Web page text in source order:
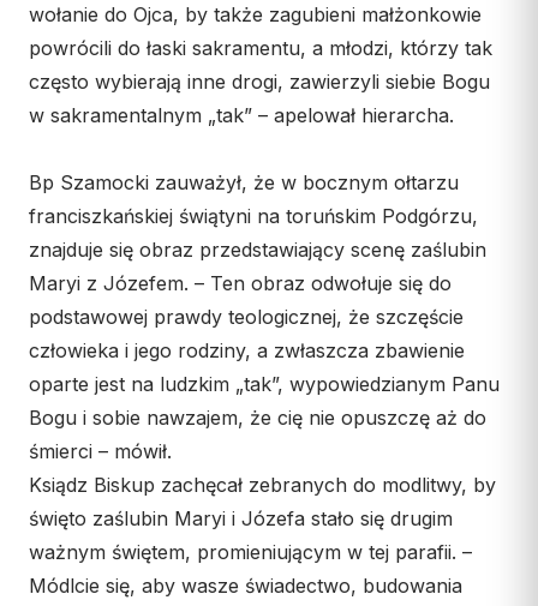
wołanie do Ojca, by także zagubieni małżonkowie
powrócili do łaski sakramentu, a młodzi, którzy tak
często wybierają inne drogi, zawierzyli siebie Bogu
w sakramentalnym „tak” – apelował hierarcha.
Bp Szamocki zauważył, że w bocznym ołtarzu
franciszkańskiej świątyni na toruńskim Podgórzu,
znajduje się obraz przedstawiający scenę zaślubin
Maryi z Józefem. – Ten obraz odwołuje się do
podstawowej prawdy teologicznej, że szczęście
człowieka i jego rodziny, a zwłaszcza zbawienie
oparte jest na ludzkim „tak”, wypowiedzianym Panu
Bogu i sobie nawzajem, że cię nie opuszczę aż do
śmierci – mówił.
Ksiądz Biskup zachęcał zebranych do modlitwy, by
święto zaślubin Maryi i Józefa stało się drugim
ważnym świętem, promieniującym w tej parafii. –
Módlcie się, aby wasze świadectwo, budowania